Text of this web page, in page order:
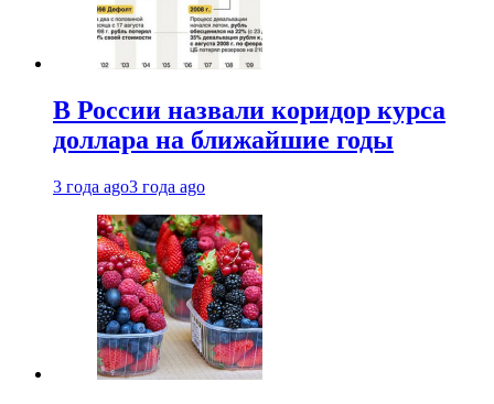
В России назвали коридор курса
доллара на ближайшие годы
3 года ago3 года ago